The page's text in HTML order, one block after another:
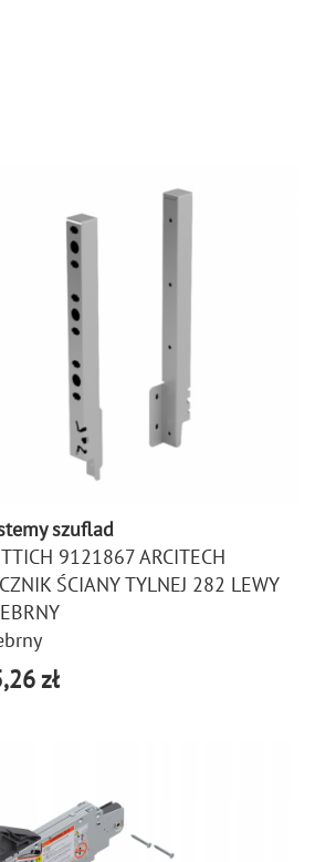
szuflad
9121867 ARCITECH
ŚCIANY TYLNEJ 282 LEWY
zł